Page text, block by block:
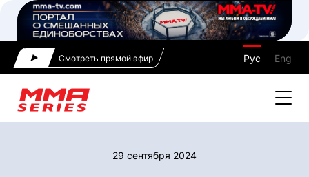
Смотреть прямой эфир Рус Eng
29 сентября 2024